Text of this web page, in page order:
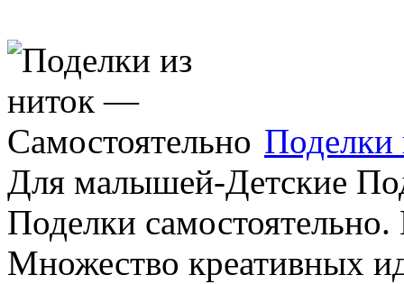
Поделки
Для малышей-Детские
Поделки
Множество креативных